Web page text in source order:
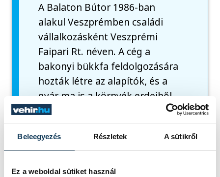
Beleegyezés Részletek A sütikről
Ez a weboldal sütiket használ
A Balaton Bútor 1986-ban
alakul Veszprémben családi
vállalkozásként Veszprémi
Faipari Rt. néven. A cég a
bakonyi bükkfa feldolgozására
hozták létre az alapítók, és a
gyár ma is a környék erdeiből
származó faanyagot használja.
Tevékenysége a gyártás teljes
folyamatát felöleli a tervezéstől
a megvalósításig, egyedi
megrendelés esetén a teljes